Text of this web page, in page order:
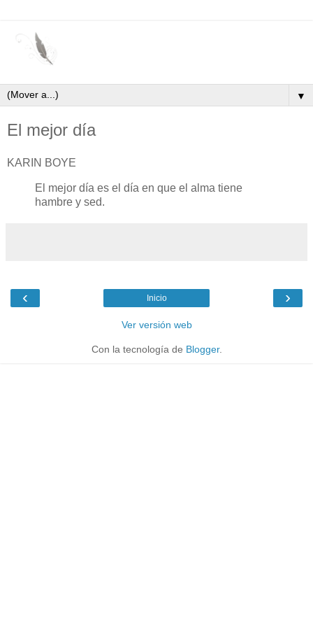
▼
El mejor día
KARIN BOYE
El mejor día es el día en que el alma tiene
hambre y sed.
‹ ›
Inicio
Ver versión web
Con la tecnología de Blogger.